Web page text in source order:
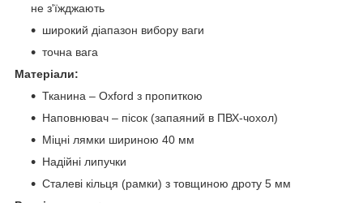
не з'їжджають
широкий діапазон вибору ваги
точна вага
Матеріали:
Тканина – Oxford з пропиткою
Наповнювач – пісок (запаяний в ПВХ-чохол)
Міцні лямки шириною 40 мм
Надійні липучки
Сталеві кільця (рамки) з товщиною дроту 5 мм